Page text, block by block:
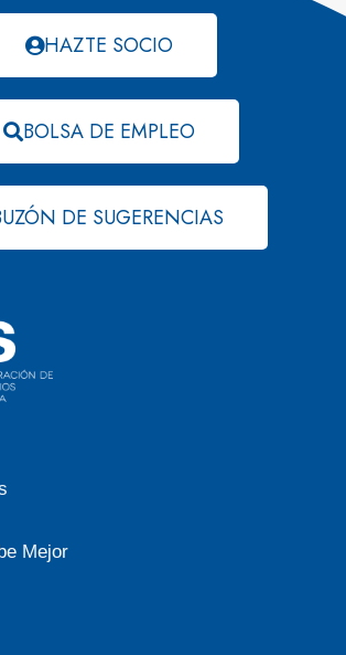
HAZTE SOCIO
BOLSA DE EMPLEO
DE SUGERENCIAS
Mejor